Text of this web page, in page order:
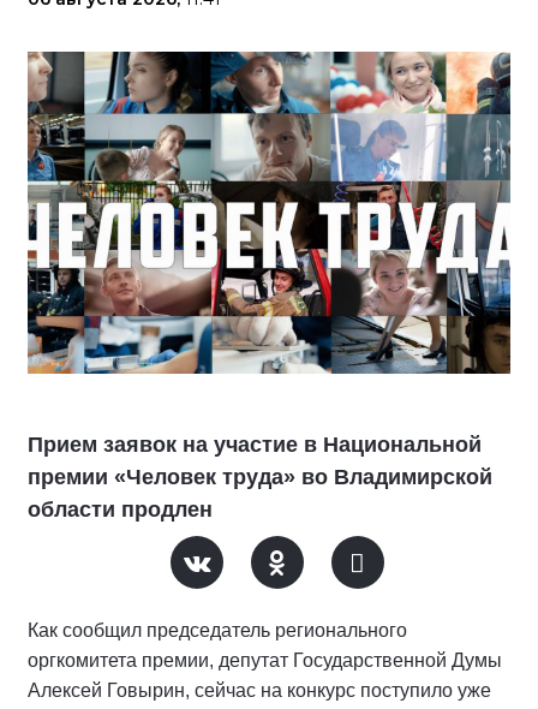
Прием заявок на участие в Национальной
премии «Человек труда» во Владимирской
области продлен
Как сообщил председатель регионального
оргкомитета премии, депутат Государственной Думы
Алексей Говырин, сейчас на конкурс поступило уже